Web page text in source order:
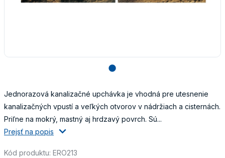
lens
Jednorazová kanalizačné upchávka je vhodná pre utesnenie
kanalizačných vpustí a veľkých otvorov v nádržiach a cisternách.
Priľne na mokrý, mastný aj hrdzavý povrch. Sú...
Prejsť na popis
Kód produktu: ERO213